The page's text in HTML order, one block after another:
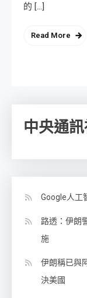
的 […]
Read More
中央通
Google人工
路透：伊朗
施
伊朗稱已與
決美國